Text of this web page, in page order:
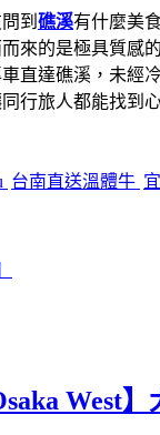
到 礁溪有什麼美
來的是極具質感
直達礁溪，未經
行旅人都能找到
台南直送溫體牛
West